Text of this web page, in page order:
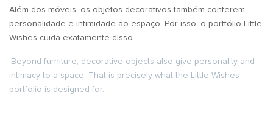
Além dos móveis, os objetos decorativos também conferem
personalidade e intimidade ao espaço. Por isso, o portfólio Little
Wishes cuida exatamente disso.
Beyond furniture, decorative objects also give personality and
intimacy to a space. That is precisely what the Little Wishes
portfolio is designed for.